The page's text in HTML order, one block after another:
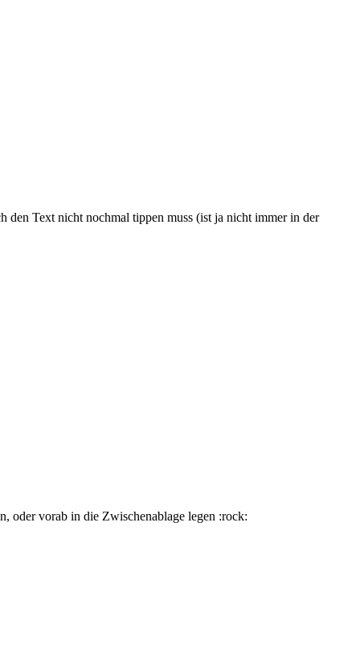
Text nicht nochmal tippen muss (ist ja nicht immer in der
oder vorab in die Zwischenablage legen :rock: